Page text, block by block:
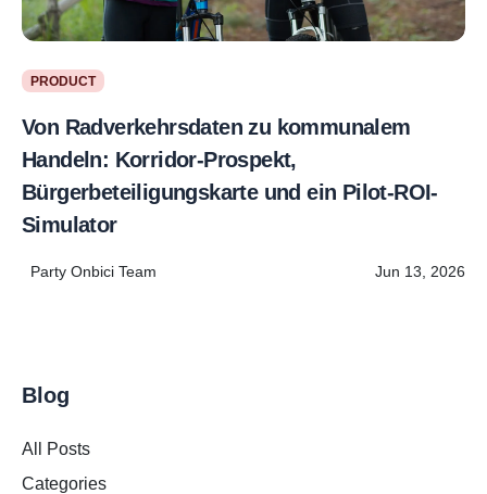
PRODUCT
Von Radverkehrsdaten zu kommunalem
Handeln: Korridor-Prospekt,
Bürgerbeteiligungskarte und ein Pilot-ROI-
Simulator
Party Onbici Team Jun 13, 2026
Blog
All Posts
Categories